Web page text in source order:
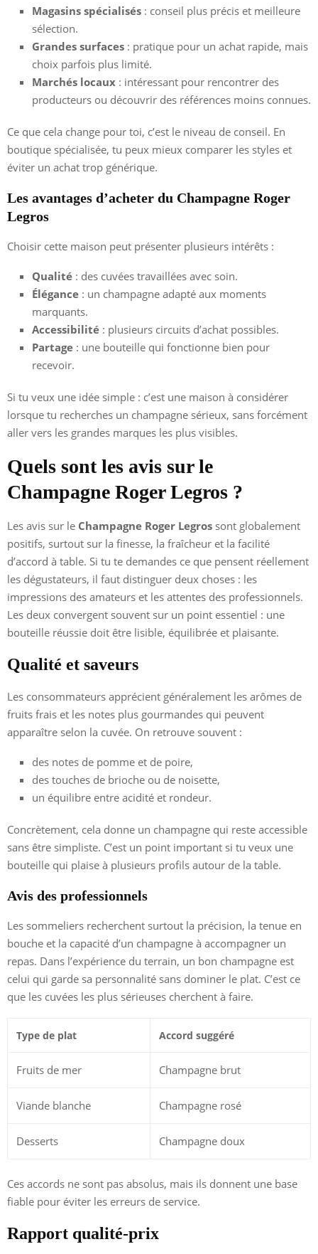
Magasins spécialisés : conseil plus précis et meilleure
sélection.
Grandes surfaces : pratique pour un achat rapide, mais
choix parfois plus limité.
Marchés locaux : intéressant pour rencontrer des
producteurs ou découvrir des références moins connues.
Ce que cela change pour toi, c’est le niveau de conseil. En
boutique spécialisée, tu peux mieux comparer les styles et
éviter un achat trop générique.
Les avantages d’acheter du Champagne Roger
Legros
Choisir cette maison peut présenter plusieurs intérêts :
Qualité : des cuvées travaillées avec soin.
Élégance : un champagne adapté aux moments
marquants.
Accessibilité : plusieurs circuits d’achat possibles.
Partage : une bouteille qui fonctionne bien pour
recevoir.
Si tu veux une idée simple : c’est une maison à considérer
lorsque tu recherches un champagne sérieux, sans forcément
aller vers les grandes marques les plus visibles.
Quels sont les avis sur le
Champagne Roger Legros ?
Les avis sur le Champagne Roger Legros sont globalement
positifs, surtout sur la finesse, la fraîcheur et la facilité
d’accord à table. Si tu te demandes ce que pensent réellement
les dégustateurs, il faut distinguer deux choses : les
impressions des amateurs et les attentes des professionnels.
Les deux convergent souvent sur un point essentiel : une
bouteille réussie doit être lisible, équilibrée et plaisante.
Qualité et saveurs
Les consommateurs apprécient généralement les arômes de
fruits frais et les notes plus gourmandes qui peuvent
apparaître selon la cuvée. On retrouve souvent :
des notes de pomme et de poire,
des touches de brioche ou de noisette,
un équilibre entre acidité et rondeur.
Concrètement, cela donne un champagne qui reste accessible
sans être simpliste. C’est un point important si tu veux une
bouteille qui plaise à plusieurs profils autour de la table.
Avis des professionnels
Les sommeliers recherchent surtout la précision, la tenue en
bouche et la capacité d’un champagne à accompagner un
repas. Dans l’expérience du terrain, un bon champagne est
celui qui garde sa personnalité sans dominer le plat. C’est ce
que les cuvées les plus sérieuses cherchent à faire.
Type de plat Accord suggéré
Fruits de mer Champagne brut
Viande blanche Champagne rosé
Desserts Champagne doux
Ces accords ne sont pas absolus, mais ils donnent une base
fiable pour éviter les erreurs de service.
Rapport qualité-prix